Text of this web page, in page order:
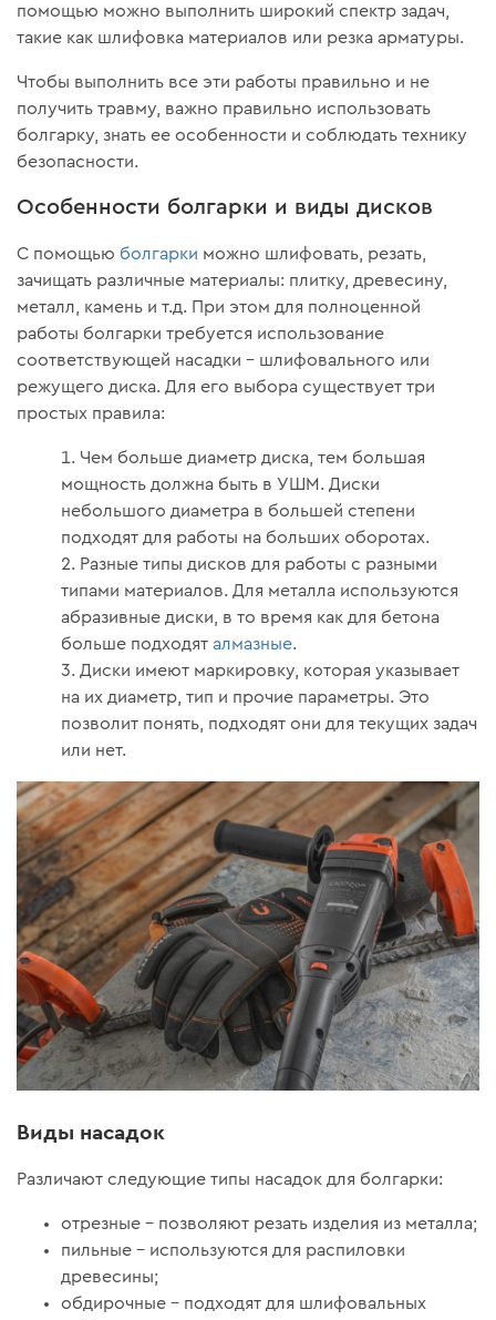
помощью можно выполнить широкий спектр задач,
такие как шлифовка материалов или резка арматуры.
Чтобы выполнить все эти работы правильно и не
получить травму, важно правильно использовать
болгарку, знать ее особенности и соблюдать технику
безопасности.
Особенности болгарки и виды дисков
С помощью болгарки можно шлифовать, резать,
зачищать различные материалы: плитку, древесину,
металл, камень и т.д. При этом для полноценной
работы болгарки требуется использование
соответствующей насадки – шлифовального или
режущего диска. Для его выбора существует три
простых правила:
Чем больше диаметр диска, тем большая
мощность должна быть в УШМ. Диски
небольшого диаметра в большей степени
подходят для работы на больших оборотах.
Разные типы дисков для работы с разными
типами материалов. Для металла используются
абразивные диски, в то время как для бетона
больше подходяталмазные.
Диски имеют маркировку, которая указывает
на их диаметр, тип и прочие параметры. Это
позволит понять, подходят они для текущих задач
или нет.
Виды насадок
Различают следующие типы насадок для болгарки:
отрезные – позволяют резать изделия из металла;
пильные – используются для распиловки
древесины;
обдирочные – подходят для шлифовальных